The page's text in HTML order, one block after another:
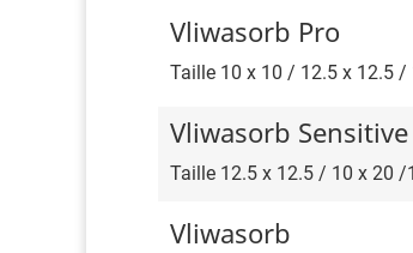
Vliwasorb Pro
Taille 10 x 10 / 12.5 x 12.5
Vliwasorb Sensitive
Taille 12.5 x 12.5 / 10 x 20
Vliwasorb